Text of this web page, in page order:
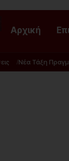
Αρχική
Νέα Τάξη